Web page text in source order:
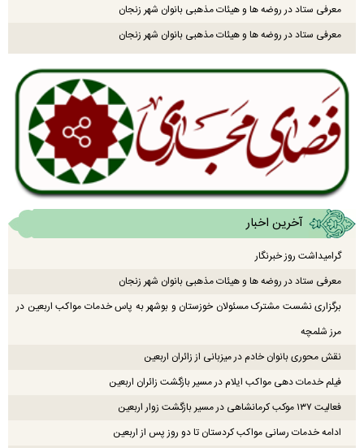
معرفی ستاد در روضه ها و هیئات مذهبی بانوان شهر زنجان
معرفی ستاد در روضه ها و هیئات مذهبی بانوان شهر زنجان
آخرین اخبار
گرامیداشت روز خبرنگار
معرفی ستاد در روضه ها و هیئات مذهبی بانوان شهر زنجان
برگزاری نشست مشترک مسئولان خوزستان و بوشهر به پاس خدمات مواکب اربعین در
مرز شلمچه
نقش محوری بانوان خادم در میزبانی از زائران اربعین
فیلم خدمات دهی مواکب ایلام در مسیر بازگشت زائران اربعین
فعالیت ۱۳۷ موکب کرمانشاهی در مسیر بازگشت زوار اربعین
ادامه خدمات رسانی مواکب کردستان تا دو روز پس از اربعین